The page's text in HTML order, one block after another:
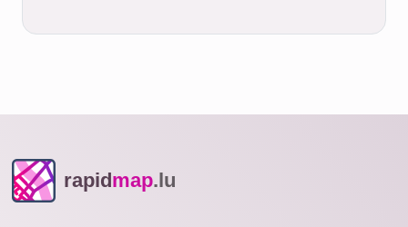
rapid map.lu